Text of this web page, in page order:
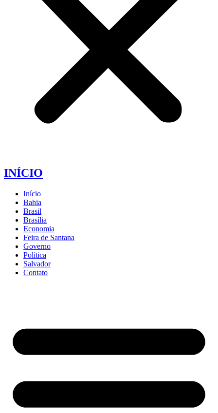
INÍCIO
Início
Bahia
Brasil
Brasília
Economia
Feira de Santana
Governo
Política
Salvador
Contato